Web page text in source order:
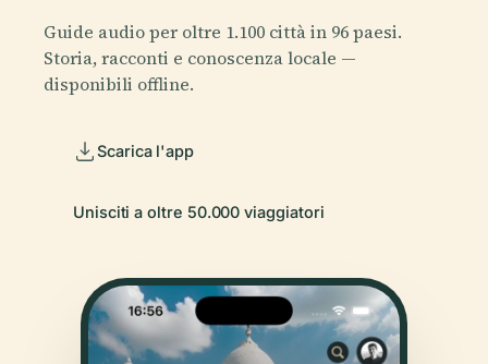
Guide audio per oltre 1.100 città in 96 paesi.
Storia, racconti e conoscenza locale —
disponibili offline.
Scarica l'app
Unisciti a oltre 50.000 viaggiatori